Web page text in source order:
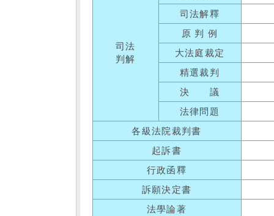
司法
判解
司法解釋
原 判 例
大法庭裁定
精選裁判
決 議
法律問題
各級法院裁判書
起訴書
行政函釋
訴願決定書
法學論著